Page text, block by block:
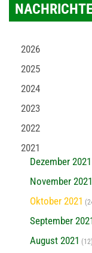
2026
2025
2024
2023
2022
2021
Dezember 2021
November 2021
Oktober 2021
September
August 2021 (12)